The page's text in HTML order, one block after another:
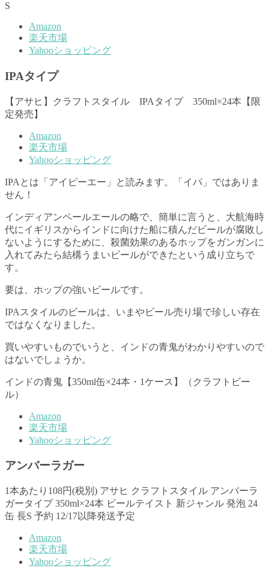
S
Amazon
楽天市場
Yahooショッピング
IPAタイプ
【アサヒ】クラフトスタイル IPAタイプ 350ml×24本【限
定発売】
Amazon
楽天市場
Yahooショッピング
IPAとは「アイピーエー」と読みます。「イパ」ではありま
せん！
インディアンペールエールの略で、簡単に言うと、大航海時
代にイギリスからインドに向けた船に積んだビールが腐敗し
ないようにするために、殺菌効果のあるホップをガンガンに
入れてみたら結構うまいビールができたという成り立ちで
す。
要は、ホップの強いビールです。
IPAスタイルのビールは、いまやビール売り場で珍しい存在
ではなくなりました。
買いやすいものでいうと、インドの青鬼がわかりやすいので
はないでしょうか。
インドの青鬼【350ml缶×24本・1ケース】（クラフトビー
ル）
Amazon
楽天市場
Yahooショッピング
アンバーラガー
1本あたり108円(税別) アサヒ クラフトスタイル アンバーラ
ガータイプ 350ml×24本 ビールテイスト 新ジャンル 発泡 24
缶 長S 予約 12/17以降発送予定
Amazon
楽天市場
Yahooショッピング